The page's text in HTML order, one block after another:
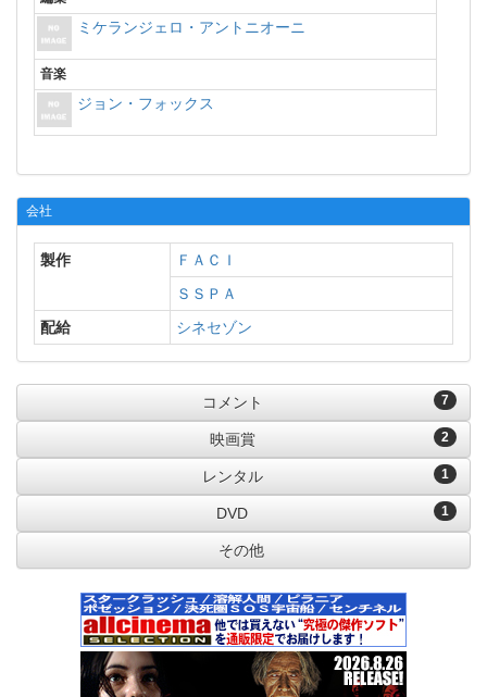
ミケランジェロ・アントニオーニ
音楽
ジョン・フォックス
会社
製作
ＦＡＣＩ
ＳＳＰＡ
配給
シネセゾン
7
コメント
2
映画賞
1
レンタル
1
DVD
その他